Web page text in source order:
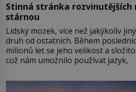
Stinná stránka rozvinutějších
stárnou
Lidský mozek, více než jakýkoliv
druh od ostatních. Během
milionů let se jeho velikost a
což nám umožnilo používat jazyk,